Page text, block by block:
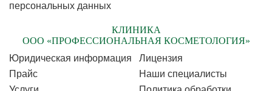
персональных данных
КЛИНИКА
ООО «ПРОФЕССИОНАЛЬНАЯ КОСМЕТОЛОГИЯ»
Юридическая информация
Лицензия
Прайс
Наши специалисты